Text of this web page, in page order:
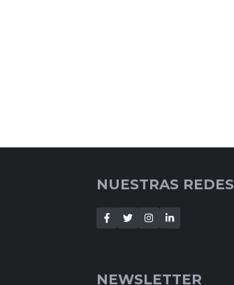
NUESTRAS REDES
NEWSLETTER